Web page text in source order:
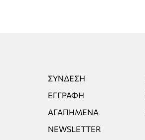
ΣΎΝΔΕΣΗ
ΕΓΓΡΑΦΉ
ΑΓΑΠΗΜΈΝΑ
NEWSLETTER